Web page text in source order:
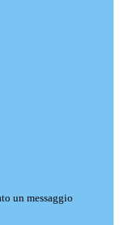
un messaggio